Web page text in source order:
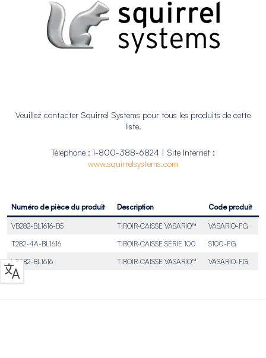
Veuillez contacter Squirrel Systems pour tous les produits de cette
liste.
Téléphone : 1-800-388-6824 | Site Internet :
www.squirrelsystems.com
Numéro de pièce du produit Description Code produit
VB282-BL1616-B5 TIROIR-CAISSE VASARIO™
VASARIO-FG
T282-4A-BL1616
TIROIR-CAISSE SÉRIE 100
S100-FG
VB282-BL1616
TIROIR-CAISSE VASARIO™ VASARIO-FG